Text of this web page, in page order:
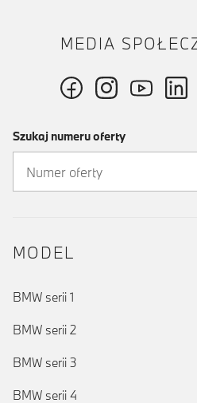
MEDIA
Szukaj numeru oferty
MODEL
BMW serii 1
BMW serii 2
BMW serii 3
BMW serii 4